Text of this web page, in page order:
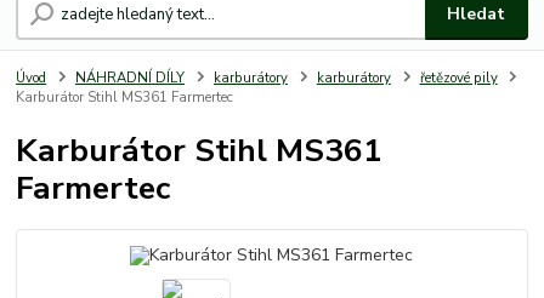
Hledat
Úvod NÁHRADNÍ DÍLY karburátory karburátory
řetězové pily
Karburátor Stihl MS361 Farmertec
Karburátor Stihl MS361
Farmertec